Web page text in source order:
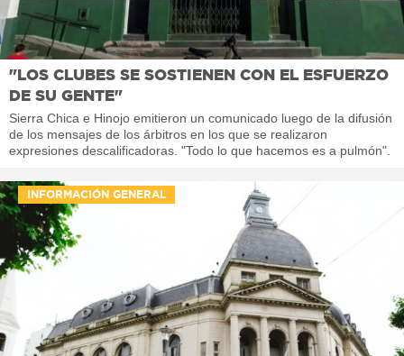
"LOS CLUBES SE SOSTIENEN CON EL ESFUERZO
DE SU GENTE"
Sierra Chica e Hinojo emitieron un comunicado luego de la difusión
de los mensajes de los árbitros en los que se realizaron
expresiones descalificadoras. "Todo lo que hacemos es a pulmón".
INFORMACIÓN GENERAL